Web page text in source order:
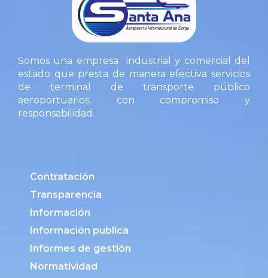
Somos una empresa industrial y comercial del
estado que presta de manera efectiva servicios
de terminal de transporte público
aeroportuarios, con compromiso y
responsabilidad.
Contratación
Transparencia
Información
Información publica
Informes de gestión
Normatividad